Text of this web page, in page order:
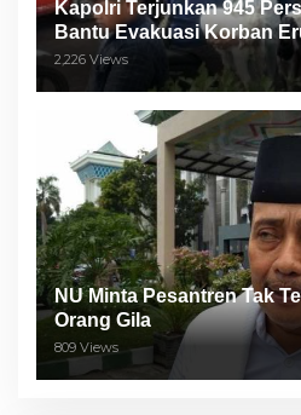
Kapolri Terjunkan 945
Bantu Evakuasi Korban
Semeru
2,226 Views
NU Minta Pesantren Tak
Orang Gila
809 Views